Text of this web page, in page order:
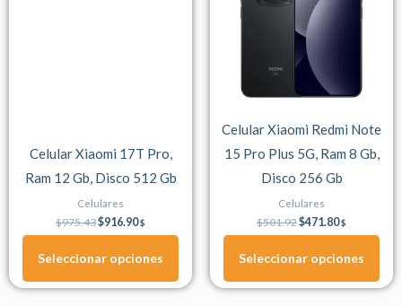
Celular Xiaomi 17T Pro,
Ram 12 Gb, Disco 512 Gb
Celulares
$975.43$916.90$
Seleccionar opciones
elegir
en
la
página
producto
Celular Xiaomi Redmi Note
15 Pro Plus 5G, Ram 8 Gb,
Disco 256 Gb
Celulares
$501.92$471.80$
Seleccionar opciones
múltiples
variantes.
Las
opciones
pueden
elegir
en
la
página
producto